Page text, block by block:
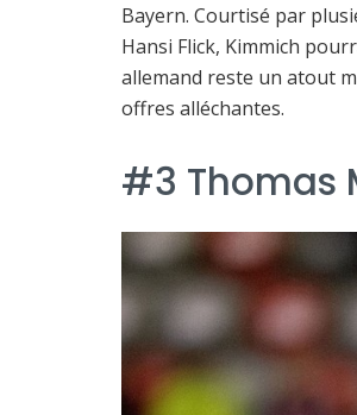
Bayern. Courtisé par
Hansi Flick, Kimmich
allemand reste un atout
offres alléchantes.
#3 Thomas